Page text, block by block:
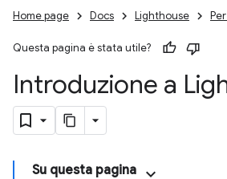
Home page Docs Lighthouse
Questa pagina è stata utile?
Introduzione a
Su questa pagina